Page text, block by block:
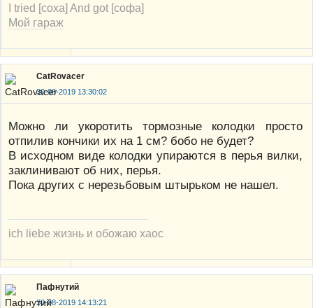
I tried [соха] And got [софа]
Мой гараж
CatRovacer
30-08-2019 13:30:02
Можно ли укоротить тормозные колодки просто
отпилив кончики их на 1 см? бобо не будет?
В исходном виде колодки упираются в перья вилки,
заклинивают об них, перья.
Пока других с нерезьбовым штырьком не нашел.
ich liebe жизнь и обожаю хаос
Пафнутий
30-08-2019 14:13:21